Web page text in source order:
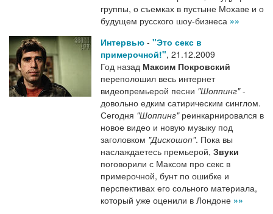
группы, о съемках в пустыне Мохаве и о
будущем русского шоу-бизнеса »»
Интервью - "Это секс в
примерочной!", 21.12.2009
Год назад Максим Покровский
переполошил весь интернет
видеопремьерой песни "Шоппинг"-
довольно едким сатирическим синглом.
Сегодня "Шоппинг"реинкарнировался в
новое видео и новую музыку под
заголовком "Дискошоп". Пока вы
наслаждаетесь премьерой, Звуки
поговорили с Максом про секс в
примерочной, бунт по ошибке и
перспективах его сольного материала,
который уже оценили в Лондоне »»